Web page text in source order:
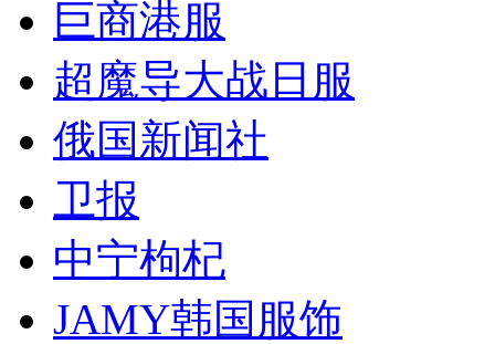
巨商港服
超魔导大战日服
俄国新闻社
卫报
中宁枸杞
JAMY韩国服饰